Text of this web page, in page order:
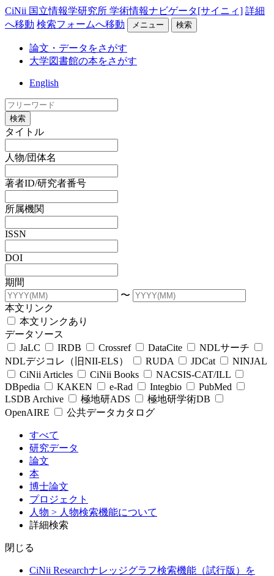
CiNii 国立情報学研究所 学術情報ナビゲータ[サイニィ] 詳細
へ移動 検索フォームへ移動 メニュー 検索
論文・データをさがす
大学図書館の本をさがす
English
検索
タイトル
人物/団体名
著者ID/研究者番号
所属機関
ISSN
DOI
期間
〜
本文リンク
本文リンクあり
データソース
JaLC
IRDB Crossref DataCite
NDLサーチ
NDLデジコレ（旧NII-ELS）
RUDA JDCat
NINJAL
CiNii Articles
CiNii Books
NACSIS-CAT/ILL
DBpedia
KAKEN e-Rad Integbio
PubMed
LSDB Archive
極地研ADS
極地研学術DB
OpenAIRE
公共データカタログ
すべて
研究データ
論文
本
博士論文
プロジェクト
人物 > 人物検索機能について
詳細検索
閉じる
CiNii Researchナレッジグラフ検索機能（試行版）を